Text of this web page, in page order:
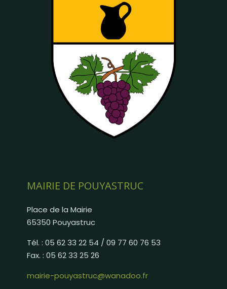
MAIRIE DE POUYASTRUC
Place de la Mairie
65350 Pouyastruc
Tél. : 05 62 33 22 54 / 09 77 60 76 53
Fax. : 05 62 33 25 26
mairie-pouyastruc@wanadoo.fr